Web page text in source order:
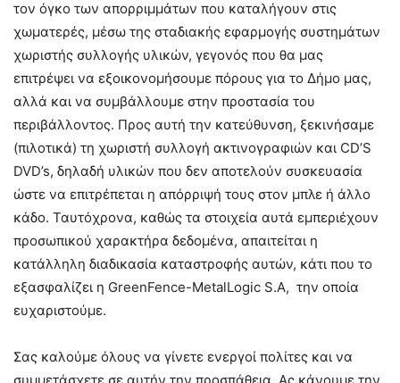
τον όγκο των απορριμμάτων που καταλήγουν στις
χωματερές, μέσω της σταδιακής εφαρμογής συστημάτων
χωριστής συλλογής υλικών, γεγονός που θα μας
επιτρέψει να εξοικονομήσουμε πόρους για το Δήμο μας,
αλλά και να συμβάλλουμε στην προστασία του
περιβάλλοντος. Προς αυτή την κατεύθυνση, ξεκινήσαμε
(πιλοτικά) τη χωριστή συλλογή ακτινογραφιών και CD’S
DVD’s, δηλαδή υλικών που δεν αποτελούν συσκευασία
ώστε να επιτρέπεται η απόρριψή τους στον μπλε ή άλλο
κάδο. Ταυτόχρονα, καθώς τα στοιχεία αυτά εμπεριέχουν
προσωπικού χαρακτήρα δεδομένα, απαιτείται η
κατάλληλη διαδικασία καταστροφής αυτών, κάτι που το
εξασφαλίζει η GreenFence-MetalLogic S.A, την οποία
ευχαριστούμε.
Σας καλούμε όλους να γίνετε ενεργοί πολίτες και να